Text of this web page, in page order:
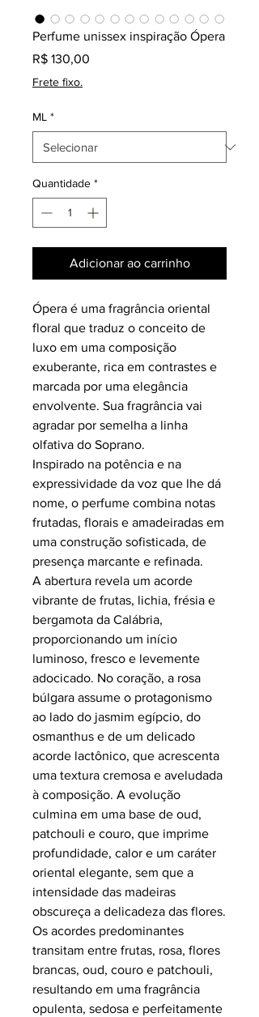
Perfume unissex inspiração Ópera
R$ 130,00
Frete fixo.
ML *
Quantidade *
Adicionar ao carrinho
Ópera é uma fragrância oriental
floral que traduz o conceito de
luxo em uma composição
exuberante, rica em contrastes e
marcada por uma elegância
envolvente. Sua fragrância vai
agradar por semelha a linha
olfativa do Soprano.
Inspirado na potência e na
expressividade da voz que lhe dá
nome, o perfume combina notas
frutadas, florais e amadeiradas em
uma construção sofisticada, de
presença marcante e refinada.
A abertura revela um acorde
vibrante de frutas, lichia, frésia e
bergamota da Calábria,
proporcionando um início
luminoso, fresco e levemente
adocicado. No coração, a rosa
búlgara assume o protagonismo
ao lado do jasmim egípcio, do
osmanthus e de um delicado
acorde lactônico, que acrescenta
uma textura cremosa e aveludada
à composição. A evolução
culmina em uma base de oud,
patchouli e couro, que imprime
profundidade, calor e um caráter
oriental elegante, sem que a
intensidade das madeiras
obscureça a delicadeza das flores.
Os acordes predominantes
transitam entre frutas, rosa, flores
brancas, oud, couro e patchouli,
resultando em uma fragrância
opulenta, sedosa e perfeitamente